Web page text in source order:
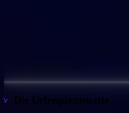
Die Urfrequenzmatte